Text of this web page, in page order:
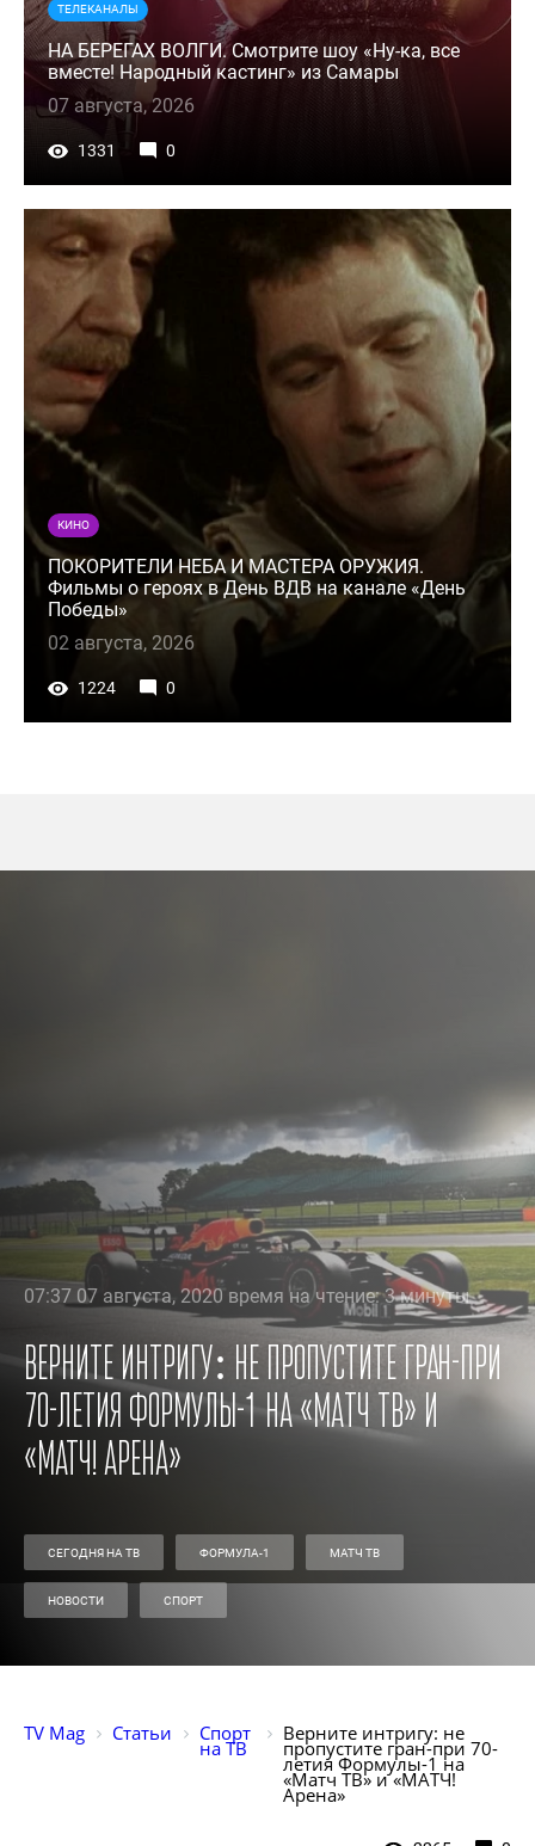
ТЕЛЕКАНАЛЫ
НА БЕРЕГАХ ВОЛГИ. Смотрите шоу «Ну-ка, все
вместе! Народный кастинг» из Самары
07 августа, 2026
1331 0
КИНО
ПОКОРИТЕЛИ НЕБА И МАСТЕРА ОРУЖИЯ.
Фильмы о героях в День ВДВ на канале «День
Победы»
02 августа, 2026
1224 0
07:37 07 августа, 2020 время на чтение: 3 минуты
Верните интригу: не пропустите гран-при
70-летия Формулы-1 на «Матч ТВ» и
«МАТЧ! Арена»
СЕГОДНЯ НА ТВ ФОРМУЛА-1 МАТЧ ТВ
НОВОСТИ СПОРТ
TV Mag Статьи Спорт
на ТВ
Верните интригу: не
пропустите гран-при 70-
летия Формулы-1 на
«Матч ТВ» и «МАТЧ!
Арена»